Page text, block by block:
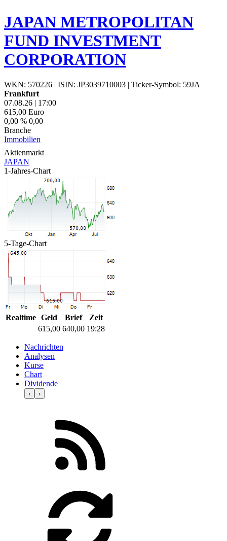
JAPAN METROPOLITAN
FUND INVESTMENT
CORPORATION
WKN: 570226 | ISIN: JP3039710003 | Ticker-Symbol: 59JA
Frankfurt
07.08.26 | 17:00
615,00 Euro
0,00 % 0,00
Branche
Immobilien
Aktienmarkt
JAPAN
1-Jahres-Chart
5-Tage-Chart
Realtime Geld Brief
Zeit
615,00 640,00 19:28
Nachrichten
Analysen
Kurse
Chart
Dividende
‹ ›